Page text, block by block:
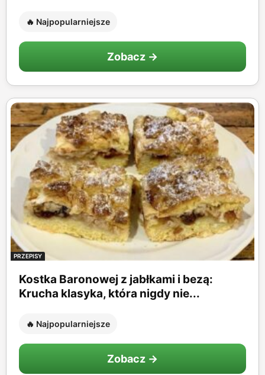
🔥 Najpopularniejsze
Zobacz →
PRZEPISY
Kostka Baronowej z jabłkami i bezą:
Krucha klasyka, która nigdy nie...
🔥 Najpopularniejsze
Zobacz →